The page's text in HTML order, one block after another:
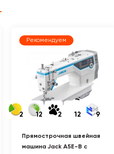
Рекомендуем
2 12 2 12 9
Прямострочная швейная
машина Jack A5E-B с